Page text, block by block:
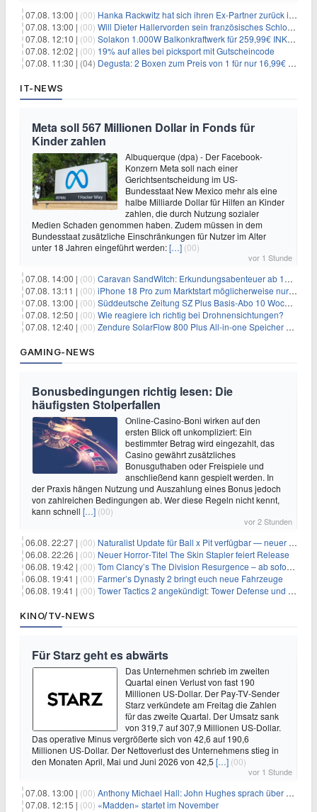
07.08. 13:00 | (00) Hanka Rackwitz hat sich ihren Ex-Partner zurück ins Haus geholt
07.08. 13:00 | (00) Will Dieter Hallervorden sein französisches Schloss verkaufen?
07.08. 12:10 | (00) Solakon 1.000W Balkonkraftwerk für 259,99€ INKL. VERSAND! 800W Wechselrichter, bifazial
07.08. 12:02 | (00) 19% auf alles bei picksport mit Gutscheincode
07.08. 11:30 | (04) Degusta: 2 Boxen zum Preis von 1 für nur 16,99€ inkl. Versand
IT-NEWS
Meta soll 567 Millionen Dollar in Fonds für
Kinder zahlen
Albuquerque (dpa) - Der Facebook-
Konzern Meta soll nach einer
Gerichtsentscheidung im US-
Bundesstaat New Mexico mehr als eine
halbe Milliarde Dollar für Hilfen an Kinder
zahlen, die durch Nutzung sozialer
Medien Schaden genommen haben. Zudem müssen in dem
Bundesstaat zusätzliche Einschränkungen für Nutzer im Alter
unter 18 Jahren eingeführt werden:[…] (00)
vor 1 Stunde
07.08. 14:00 | (00) Caravan SandWitch: Erkundungsabenteuer ab 13.08. gratis im Epic Games Store
07.08. 13:11 | (00) iPhone 18 Pro zum Marktstart möglicherweise nur begrenzt verfügbar
07.08. 13:00 | (00) Süddeutsche Zeitung SZ Plus Basis-Abo 10 Wochen für 10€
07.08. 12:50 | (00) Wie reagiere ich richtig bei Drohnensichtungen?
07.08. 12:40 | (00) Zendure SolarFlow 800 Plus All-in-one Speicher + Zusatzspeicher AB2000L für 618,96€ – 3,84kWh fürs Balkonkraftwerk
GAMING-NEWS
Bonusbedingungen richtig lesen: Die
häufigsten Stolperfallen
Online-Casino-Boni wirken auf den
ersten Blick oft unkompliziert: Ein
bestimmter Betrag wird eingezahlt, das
Casino gewährt zusätzliches
Bonusguthaben oder Freispiele und
anschließend kann gespielt werden. In
der Praxis hängen Nutzung und Auszahlung eines Bonus jedoch
von zahlreichen Bedingungen ab. Wer diese Regeln nicht kennt,
kann schnell […] (00)
vor 2 Stunden
06.08. 22:27 | (00) Naturalist Update für Ball x Pit verfügbar — neuer Content auf allen Plattformen
06.08. 22:26 | (00) Neuer Horror‑Titel The Skin Stapler feiert Release
06.08. 19:42 | (00) Tom Clancy’s The Division Resurgence – ab sofort für euch verfügbar
06.08. 19:41 | (00) Farmer’s Dynasty 2 bringt euch neue Fahrzeuge
06.08. 19:41 | (00) Tower Tactics 2 angekündigt: Tower Defense und Deckbuilding Kombo kehrt zurück
KINO/TV-NEWS
Für Starz geht es abwärts
Das Unternehmen schrieb im zweiten
Quartal einen Verlust von fast 190
Millionen US-Dollar. Der Pay-TV-Sender
Starz verkündete am Freitag die Zahlen
für das zweite Quartal. Der Umsatz sank
von 319,7 auf 307,9 Millionen US-Dollar.
Das operative Minus vergrößerte sich von 42,6 auf 190,6
Millionen US-Dollar. Der Nettoverlust des Unternehmens stieg in
den Monaten April, Mai und Juni 2026 von 42,5 […] (00)
vor 1 Stunde
07.08. 13:00 | (00) Anthony Michael Hall: John Hughes sprach über eine Fortsetzung von 'The Breakfast Club'
07.08. 12:15 | (00) «Madden» startet im November